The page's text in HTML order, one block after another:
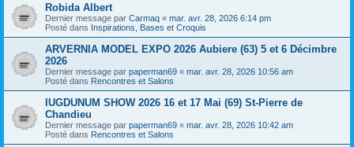
Robida Albert
Dernier message par Carmaq « mar. avr. 28, 2026 6:14 pm
Posté dans Inspirations, Bases et Croquis
ARVERNIA MODEL EXPO 2026 Aubiere (63) 5 et 6 Décimbre
2026
Dernier message par paperman69 « mar. avr. 28, 2026 10:56 am
Posté dans Rencontres et Salons
lUGDUNUM SHOW 2026 16 et 17 Mai (69) St-Pierre de
Chandieu
Dernier message par paperman69 « mar. avr. 28, 2026 10:42 am
Posté dans Rencontres et Salons